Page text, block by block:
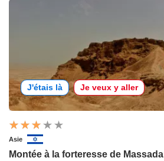
J'étais là Je veux y aller
Asie
Montée à la forteresse de Massada